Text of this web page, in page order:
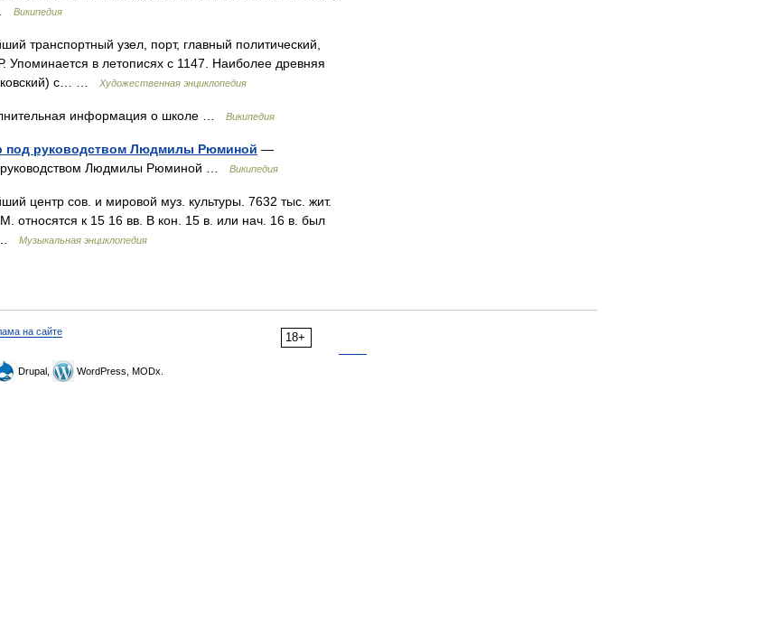
Википедия
узел, порт, главный политический,
в летописях с 1147. Наиболее древняя
с… …
Художественная энциклопедия
информация о школе … Википедия
под руководством Людмилы Рюминой —
руководством Людмилы Рюминой …
Википедия
сов. и мировой муз. культуры. 7632 тыс. жит.
относятся к 15 16 вв. В кон. 15 в. или нач. 16 в. был
…
Музыкальная энциклопедия
18+
на сайте
Drupal, WordPress, MODx.